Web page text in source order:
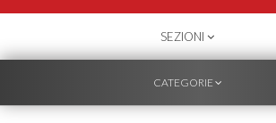
TOGGLE
NAVIGATION
SEZIONI
TOGGLE
CATEGORIE